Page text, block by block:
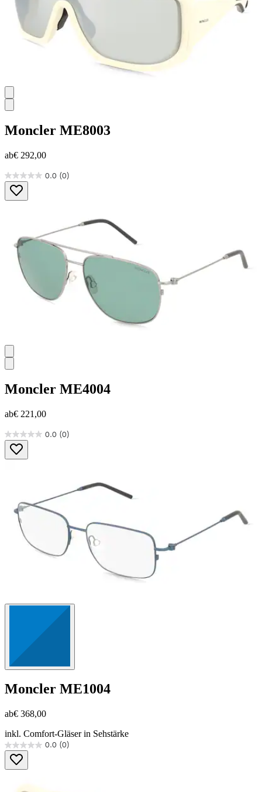
Moncler ME8003
ab€ 292,00
0.0 (0)
0.0
von
5
Moncler ME4004
ab€ 221,00
0.0 (0)
0.0
von
5
Moncler ME1004
ab€ 368,00
inkl. Comfort-Gläser in Sehstärke
0.0 (0)
0.0
von
5